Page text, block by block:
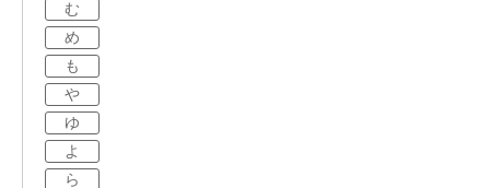
む
め
も
や
ゆ
よ
ら